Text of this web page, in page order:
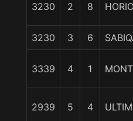
3230 2 8
3230 3 6
3339 4 1
2939 5 4